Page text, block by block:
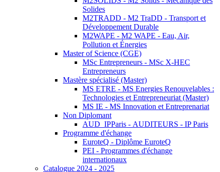
Solides
M2TRADD - M2 TraDD - Transport et
Développement Durable
M2WAPE - M2 WAPE - Eau, Air,
Pollution et Énergies
Master of Science (CGE)
MSc Entrepreneurs - MSc X-HEC
Entrepreneurs
Mastère spécialisé (Master)
MS ETRE - MS Energies Renouvelables :
Technologies et Entrepreneuriat (Master)
MS IE - MS Innovation et Entreprenariat
Non Diplomant
AUD_IPParis - AUDITEURS - IP Paris
Programme d'échange
EuroteQ - Diplôme EuroteQ
PEI - Programmes d'échange
internationaux
Catalogue 2024 - 2025